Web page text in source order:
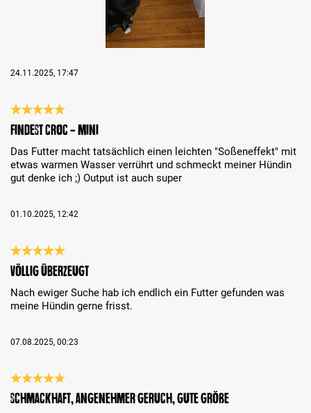
24.11.2025, 17:47
Análise com classificação de 5 de 5 estrelas
Findest Croc - Mini
Das Futter macht tatsächlich einen leichten "Soßeneffekt" mit
etwas warmen Wasser verrührt und schmeckt meiner Hündin
gut denke ich ;) Output ist auch super
01.10.2025, 12:42
Análise com classificação de 5 de 5 estrelas
Völlig überzeugt
Nach ewiger Suche hab ich endlich ein Futter gefunden was
meine Hündin gerne frisst.
07.08.2025, 00:23
Análise com classificação de 5 de 5 estrelas
Schmackhaft, angenehmer Geruch, gute Größe